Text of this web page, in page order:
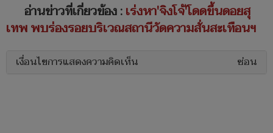
อ่านข่าวที่เกี่ยวข้อง :เร่งหา'จิงโจ้'โดดขึ้นดอยสุ
เทพ พบร่องรอยบริเวณสถานีวัดความสั่นสะเทือนฯ
เงื่อนไขการแสดงความคิดเห็น ซ่อน